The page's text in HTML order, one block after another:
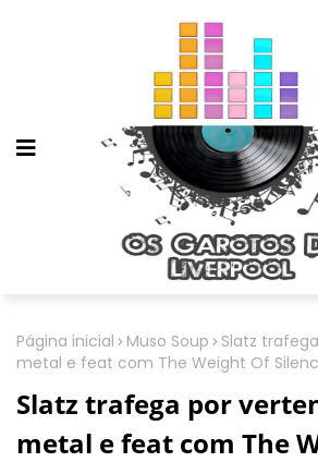
Página inicial Muso Soup
Slatz
metal e feat com The Weight Of
Slatz trafega por
metal e feat com The